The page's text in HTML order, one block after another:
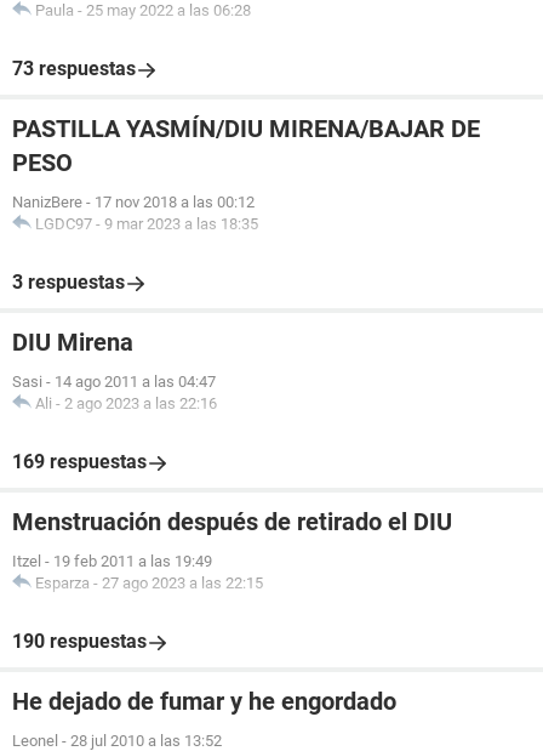
Paula - 25 may 2022 a las 06:28
73 respuestas
PASTILLA YASMÍN/DIU MIRENA/BAJAR DE
PESO
NanizBere - 17 nov 2018 a las 00:12
LGDC97 - 9 mar 2023 a las 18:35
3 respuestas
DIU Mirena
Sasi - 14 ago 2011 a las 04:47
Ali - 2 ago 2023 a las 22:16
169 respuestas
Menstruación después de retirado el DIU
Itzel - 19 feb 2011 a las 19:49
Esparza - 27 ago 2023 a las 22:15
190 respuestas
He dejado de fumar y he engordado
Leonel - 28 jul 2010 a las 13:52